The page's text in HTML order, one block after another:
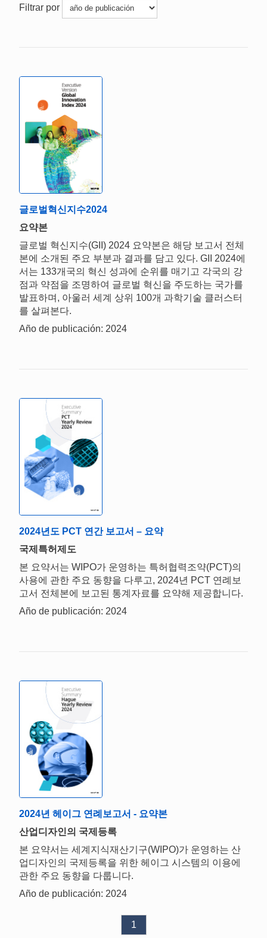
Filtrar por
글로벌혁신지수2024
요약본
글로벌 혁신지수(GII) 2024 요약본은 해당 보고서 전체
본에 소개된 주요 부분과 결과를 담고 있다. GII 2024에
서는 133개국의 혁신 성과에 순위를 매기고 각국의 강
점과 약점을 조명하여 글로벌 혁신을 주도하는 국가를
발표하며, 아울러 세계 상위 100개 과학기술 클러스터
를 살펴본다.
Año de publicación: 2024
2024년도 PCT 연간 보고서 – 요약
국제특허제도
본 요약서는 WIPO가 운영하는 특허협력조약(PCT)의
사용에 관한 주요 동향을 다루고, 2024년 PCT 연례보
고서 전체본에 보고된 통계자료를 요약해 제공합니다.
Año de publicación: 2024
2024년 헤이그 연례보고서 - 요약본
산업디자인의 국제등록
본 요약서는 세계지식재산기구(WIPO)가 운영하는 산
업디자인의 국제등록을 위한 헤이그 시스템의 이용에
관한 주요 동향을 다룹니다.
Año de publicación: 2024
1